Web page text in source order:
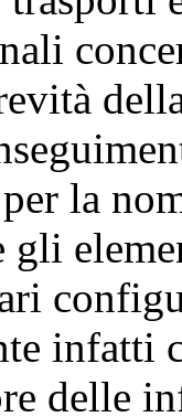
la
infatti
delle